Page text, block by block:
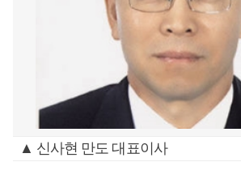
▲ 신사현 만도 대표이사